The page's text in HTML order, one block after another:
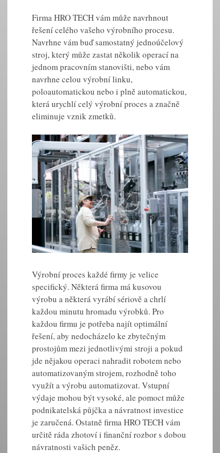
Firma HRO TECH vám může navrhnout
řešení celého vašeho výrobního procesu.
Navrhne vám buď samostatný jednoúčelový
stroj, který může zastat několik operací na
jednom pracovním stanovišti, nebo vám
navrhne celou výrobní linku,
poloautomatickou nebo i plně automatickou,
která urychlí celý výrobní proces a značně
eliminuje vznik zmetků.
Výrobní proces každé firmy je velice
specifický. Některá firma má kusovou
výrobu a některá vyrábí sériově a chrlí
každou minutu hromadu výrobků. Pro
každou firmu je potřeba najít optimální
řešení, aby nedocházelo ke zbytečným
prostojům mezi jednotlivými stroji a pokud
jde nějakou operaci nahradit robotem nebo
automatizovaným strojem, rozhodně toho
využít a výrobu automatizovat. Vstupní
výdaje mohou být vysoké, ale pomoct může
podnikatelská půjčka a návratnost investice
je zaručená. Ostatně firma HRO TECH vám
určitě ráda zhotoví i finanční rozbor s dobou
návratnosti vašich peněz.